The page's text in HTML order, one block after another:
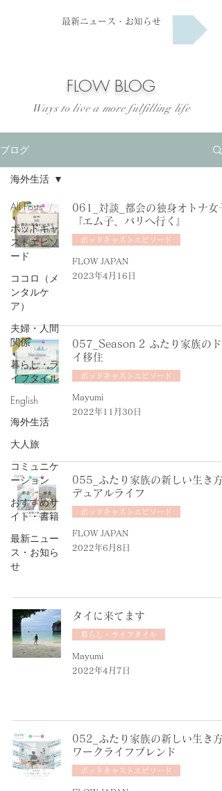
最新ニュース・お知らせ
​FLOW BLOG
Ways to live a more fulfilling life
ブログ
All Posts
ポッドキャ
ストエピソ
ード
ココロ（メ
ンタルケ
ア）
夫婦・人間
関係
暮らし・ラ
イフタイル
English
海外生活
大人旅
コミュニケ
ーション
おすすめサ
イト・書籍
最新ニュー
ス・お知ら
せ
海外生活
061_対談_都会の独身オトナ女
『エム子、バリへ行く』
ポッドキャストエピソード
FLOW JAPAN
2023年4月16日
057_Season 2 ふたり家族のド
イ移住
ポッドキャストエピソード
Mayumi
2022年11月30日
055_ふたり家族の新しい生き方
デュアルライフ
ポッドキャストエピソード
FLOW JAPAN
2022年6月8日
タイに来てます
暮らし・ライフタイル
Mayumi
2022年4月7日
052_ふたり家族の新しい生き方
ワークライフブレンド
ポッドキャストエピソード